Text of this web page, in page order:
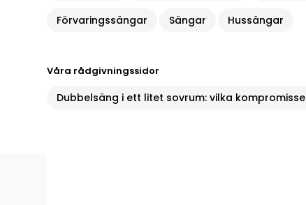
Förvaringssängar Sängar Hussängar
Våra rådgivningssidor
Dubbelsäng i ett litet sovrum: vilka